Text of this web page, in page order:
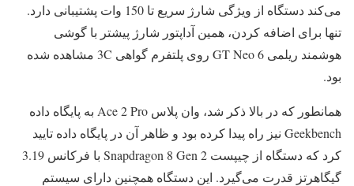
می‌کند دستگاه از ویژگی شارژ سریع تا 150 وات پشتیبانی دارد.
تنها برای اضافه کردن، همین آداپتور شارژ پیشتر با گوشی
هوشمند ریلمی GT Neo 6 روی پلتفرم گواهی 3C مشاهده شده
بود.
همانطور که در بالا ذکر شد، وان پلاس Ace 2 Pro به پایگاه داده
Geekbench نیز راه پیدا کرده بود و ظاهر آن در پایگاه داده تایید
کرد که دستگاه از چیپست Snapdragon 8 Gen 2 با فرکانس 3.19
گیگاهرتز قدرت می‌گیرد. این دستگاه همچنین دارای سیستم